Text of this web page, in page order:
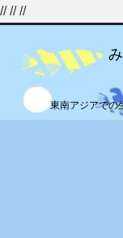
//////
東南アジアで